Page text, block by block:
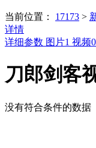
当前位置： 17173 >
详情
详细参数 图片1 视频0
刀郎剑客
没有符合条件的数据